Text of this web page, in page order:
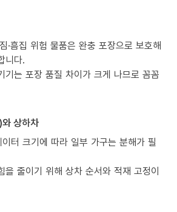
·흠집 위험 물품은 완충 포장으로 보호해
니다.
기는 포장 품질 차이가 크게 나므로 꼼꼼
상하차
터 크기에 따라 일부 가구는 분해가 필
을 줄이기 위해 상차 순서와 적재 고정이